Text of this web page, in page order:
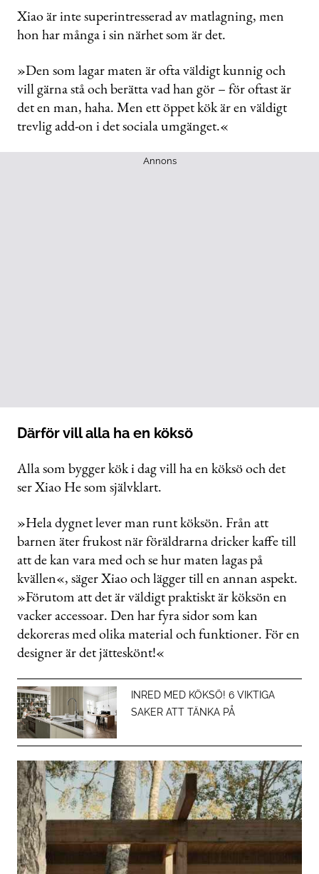
Xiao är inte superintresserad av matlagning, men
hon har många i sin närhet som är det.
»Den som lagar maten är ofta väldigt kunnig och
vill gärna stå och berätta vad han gör – för oftast är
det en man, haha. Men ett öppet kök är en väldigt
trevlig add-on i det sociala umgänget.«
Annons
Därför vill alla ha en köksö
Alla som bygger kök i dag vill ha en köksö och det
ser Xiao He som självklart.
»Hela dygnet lever man runt köksön. Från att
barnen äter frukost när föräldrarna dricker kaffe till
att de kan vara med och se hur maten lagas på
kvällen«, säger Xiao och lägger till en annan aspekt.
»Förutom att det är väldigt praktiskt är köksön en
vacker accessoar. Den har fyra sidor som kan
dekoreras med olika material och funktioner. För en
designer är det jätteskönt!«
INRED MED KÖKSÖ! 6 VIKTIGA
SAKER ATT TÄNKA PÅ